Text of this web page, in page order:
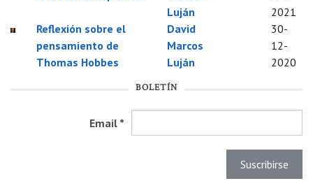
Luján
2021
Reflexión sobre el
pensamiento de
Thomas Hobbes
David
Marcos
Luján
30-
12-
2020
BOLETÍN
Email *